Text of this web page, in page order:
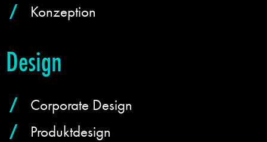
Konzeption
Design
Corporate Design
Produktdesign